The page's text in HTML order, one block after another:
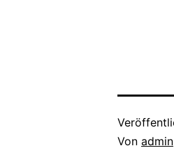
Von admin